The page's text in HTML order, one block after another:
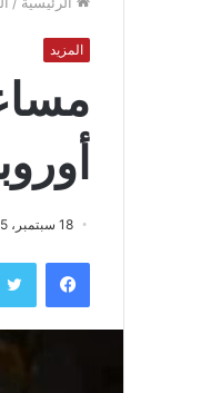
المزيد
18 سبتمبر، 2025